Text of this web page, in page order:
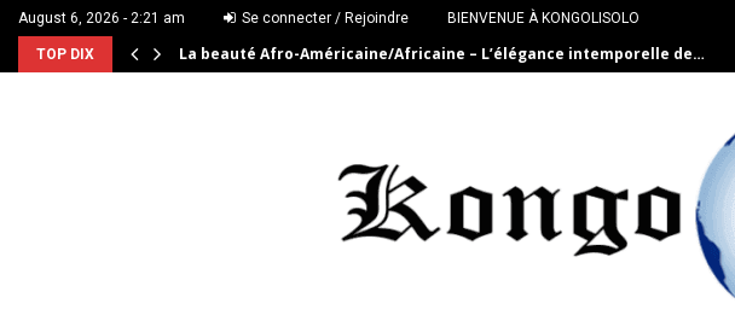
August 6, 2026 - 2:21 am Se connecter / Rejoindre BIENVENUE À KONGOLISOLO
TOP DIX La beauté Afro-Américaine/Africaine – L’élégance intemporelle de…